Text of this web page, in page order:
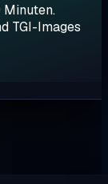
TGI-Images